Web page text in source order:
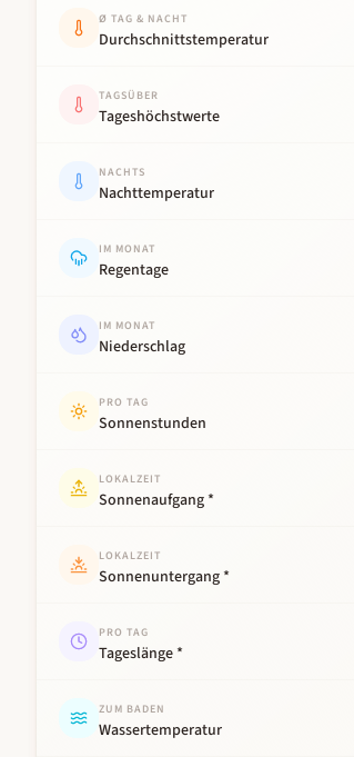
Ø TAG & NACHT
Durchschnittstemperatur
TAGSÜBER
Tageshöchstwerte
NACHTS
Nachttemperatur
IM MONAT
Regentage
IM MONAT
Niederschlag
PRO TAG
Sonnenstunden
LOKALZEIT
Sonnenaufgang *
LOKALZEIT
Sonnenuntergang *
PRO TAG
Tageslänge *
ZUM BADEN
Wassertemperatur